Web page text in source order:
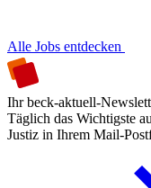
Alle Jobs entdecken
Ihr beck-aktuell-
Täglich das Wichtigste
Justiz in Ihrem Mail-